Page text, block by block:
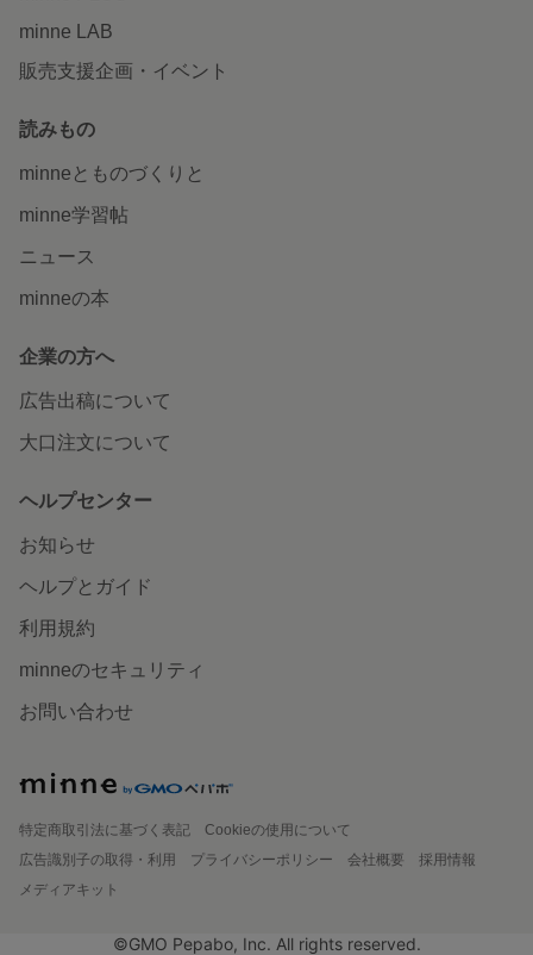
minne LAB
販売支援企画・イベント
読みもの
minneとものづくりと
minne学習帖
ニュース
minneの本
企業の方へ
広告出稿について
大口注文について
ヘルプセンター
お知らせ
ヘルプとガイド
利用規約
minneのセキュリティ
お問い合わせ
特定商取引法に基づく表記
Cookieの使用について
広告識別子の取得・利用
プライバシーポリシー 会社概要
採用情報
メディアキット
©GMO Pepabo, Inc. All rights reserved.